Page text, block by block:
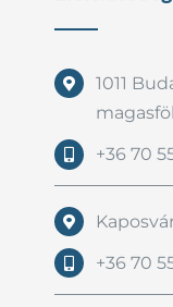
1011
+36 70
+36 70